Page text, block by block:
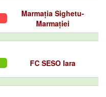
Marmația Sighetu-
Marmației
FC SESO Iara